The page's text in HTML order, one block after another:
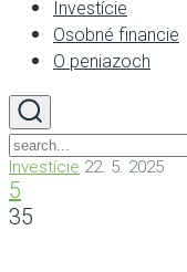
Investície
Osobné financie
O peniazoch
Investície 22. 5. 2025
5
35